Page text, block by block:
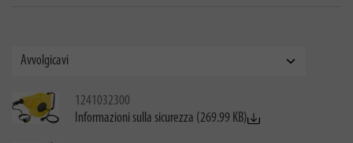
1241032300
Informazioni sulla sicurezza (269.99 KB)